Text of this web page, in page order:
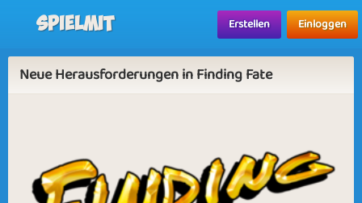
Spielmit Erstellen Einloggen
Neue Herausforderungen in Finding Fate